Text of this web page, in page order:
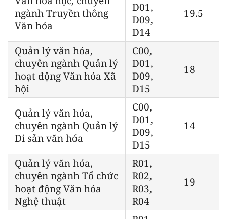
ngành Truyền thông
Văn hóa
D01,
D09,
D14
19.5
Quản lý văn hóa,
chuyên ngành Quản lý
hoạt động Văn hóa Xã
hội
C00,
D01,
D09,
D15
18
Quản lý văn hóa,
chuyên ngành Quản lý
Di sản văn hóa
C00,
D01,
D09,
D15
14
Quản lý văn hóa,
chuyên ngành Tổ chức
hoạt động Văn hóa
Nghệ thuật
R01,
R02,
R03,
R04
19